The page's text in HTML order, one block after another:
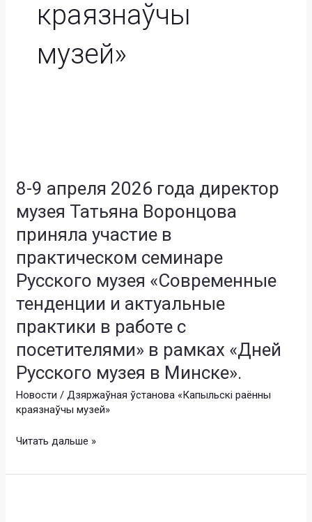
краязнаўчы
музей»
8-9 апреля 2026 года директор
музея Татьяна Воронцова
приняла участие в
практическом семинаре
Русского музея «Современные
тенденции и актуальные
практики в работе с
посетителями» в рамках «Дней
Русского музея в Минске».
Новости /Дзяржаўная ўстанова «Капыльскі раённы
краязнаўчы музей»
апреля
года
директор
музея
Татьяна
Воронцова
приняла
в
практическом
семинаре
Русского
тенденции
Читать дальше »